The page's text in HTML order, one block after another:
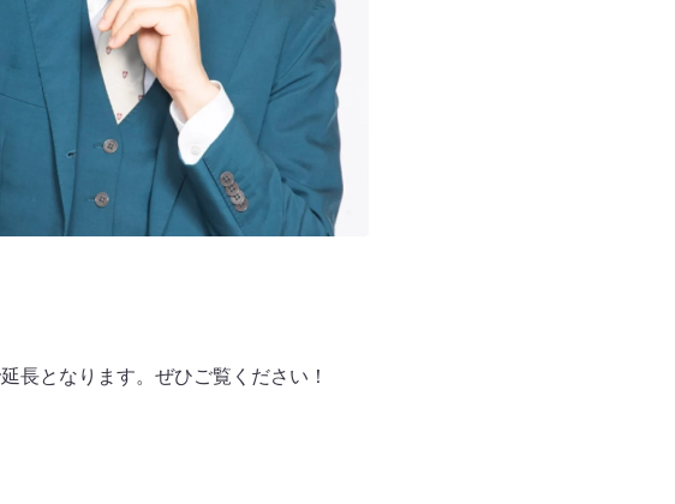
長となります。ぜひご覧ください！